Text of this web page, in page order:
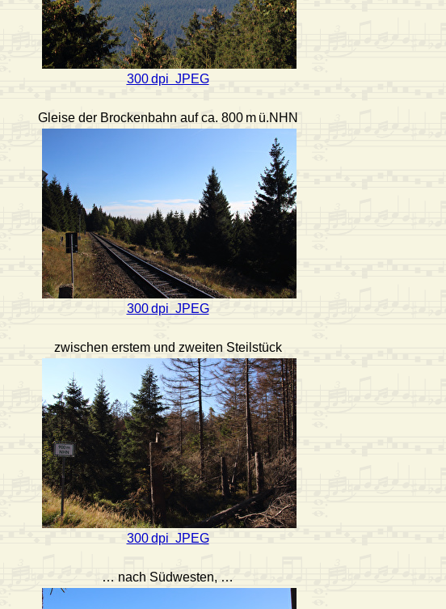
300 dpi JPEG
Gleise der Brockenbahn auf ca. 800 m ü.NHN
300 dpi JPEG
zwischen erstem und zweiten Steilstück
300 dpi JPEG
… nach Südwesten, …